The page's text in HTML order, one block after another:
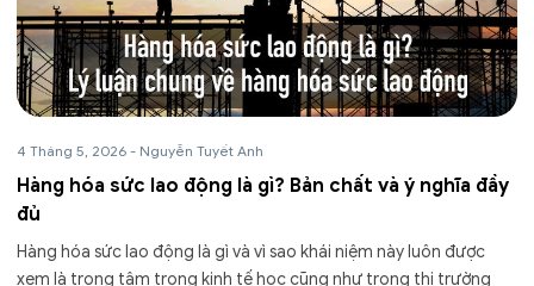
4 Tháng 5, 2026 - Nguyễn Tuyết Anh
Hàng hóa sức lao động là gì? Bản chất và ý nghĩa đầy
đủ
Hàng hóa sức lao động là gì và vì sao khái niệm này luôn được
xem là trọng tâm trong kinh tế học cũng như trong thị trường